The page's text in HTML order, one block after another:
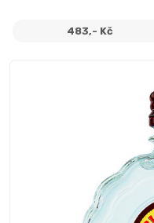
483,- Kč